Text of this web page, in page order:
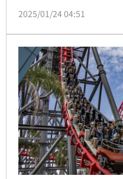
童新樂園2倍還要多。
2025/01/24 04:51